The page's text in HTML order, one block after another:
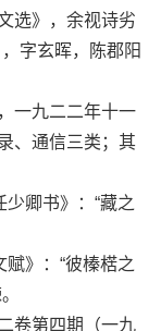
选》，余视诗劣
字玄晖，陈郡阳
一九二二年十一
、通信三类；其
卿书》：“藏之
》：“彼榛楛之
卷第四期（一九